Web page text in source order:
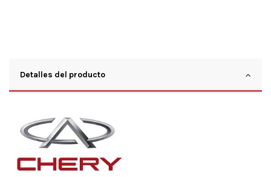
Detalles del producto